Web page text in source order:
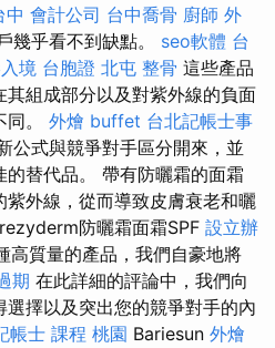
中 會計公司 台中喬骨 廚師 外
幾乎看不到缺點。 seo軟體 台
境 台胞證 北屯 整骨 這些產品
組成部分以及對紫外線的負面
。 外燴 buffet 台北記帳士事
公式與競爭對手區分開來，並
替代品。 帶有防曬霜的面霜
外線，從而導致皮膚衰老和曬
防曬霜面霜SPF 設立辦
高質量的產品，我們自豪地將
期 在此詳細的評論中，我們向
擇以及突出您的競爭對手的內
帳士 課程 桃園 Bariesun 外燴